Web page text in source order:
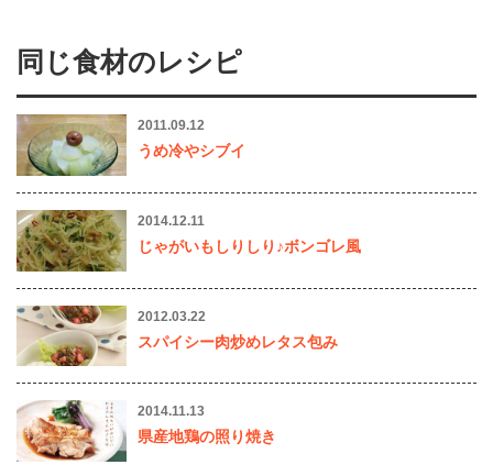
同じ食材のレシピ
2011.09.12
うめ冷やシブイ
2014.12.11
じゃがいもしりしり♪ボンゴレ風
2012.03.22
スパイシー肉炒めレタス包み
2014.11.13
県産地鶏の照り焼き